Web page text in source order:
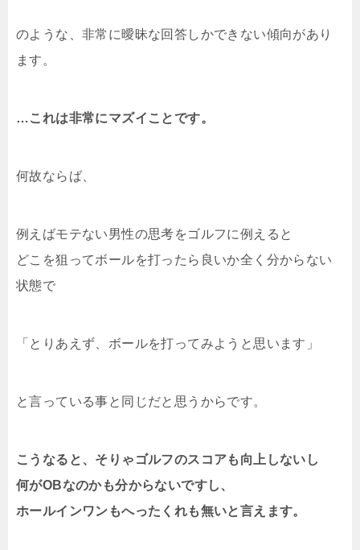
のような、非常に曖昧な回答しかできない傾向があり
ます。
…これは非常にマズイことです。
何故ならば、
例えばモテない男性の思考をゴルフに例えると
どこを狙ってボールを打ったら良いか全く分からない
状態で
「とりあえず、ボールを打ってみようと思います」
と言っている事と同じだと思うからです。
こうなると、そりゃゴルフのスコアも向上しないし
何がOBなのかも分からないですし、
ホールインワンもへったくれも無いと言えます。